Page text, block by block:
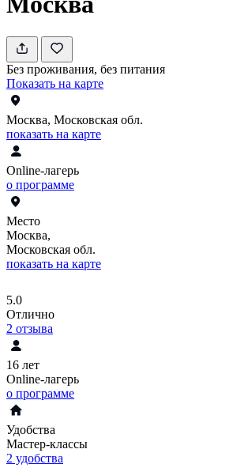
Без проживания, без питания
Показать на карте
Москва, Московская обл.
показать на карте
Online-лагерь
о программе
Место
Москва,
Московская обл.
показать на карте
5.0
Отлично
2 отзыва
16 лет
Online-лагерь
о программе
Удобства
Мастер-классы
2 удобства